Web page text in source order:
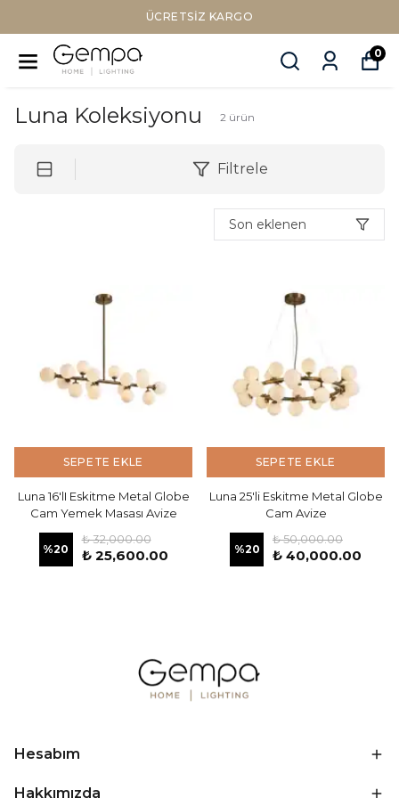
ÜCRETSIZ KARGO
0
Luna Koleksiyonu 2 ürün
Filtrele
Son eklenen
SEPETE EKLE
Luna 16'lI Eskitme Metal Globe
Cam Yemek Masası Avize
%20
₺ 32,000.00
₺ 25,600.00
SEPETE EKLE
Luna 25'li Eskitme Metal Globe
Cam Avize
%20
₺ 50,000.00
₺ 40,000.00
Hesabım
Hakkımızda